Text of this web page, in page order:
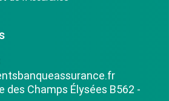
des Champs Élysées B562 -